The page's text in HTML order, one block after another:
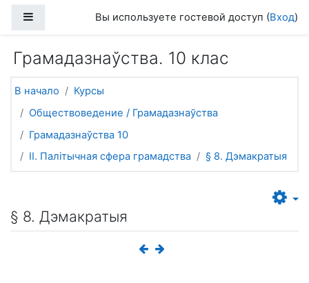
Боковая панельВы используете гостевой доступ (Вход)
Грамадазнаўства. 10 клас
В начало
Курсы
Обществоведение / Грамадазнаўства
Грамадазнаўства 10
II. Палітычная сфера грамадства
§ 8. Дэмакратыя
§ 8. Дэмакратыя